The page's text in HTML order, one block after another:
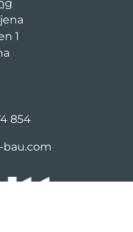
1
854
bau.com